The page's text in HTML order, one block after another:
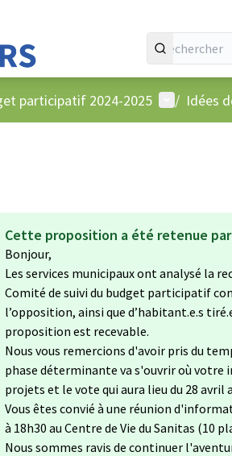
participatif 2024-2025 Menu
/ Idées
Cette proposition a été retenue
Bonjour,
Les services municipaux ont analysé la
Comité de suivi du budget participatif
l’opposition, ainsi que d’habitant.e.s
proposition est recevable.
Nous vous remercions d'avoir pris du
phase déterminante va s'ouvrir où votre
projets et le vote qui aura lieu du 28 avril
Vous êtes convié à une réunion
à 18h30 au Centre de Vie du Sanitas (10
Nous sommes ravis de continuer